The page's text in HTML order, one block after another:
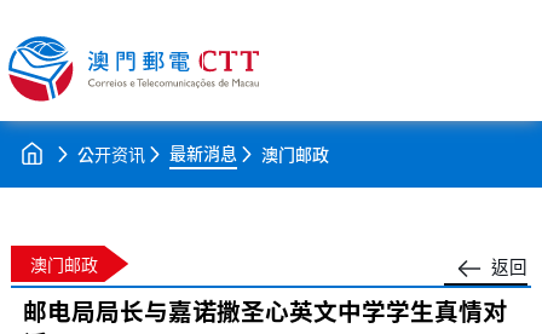
公开资讯 最新消息 澳门邮政
返回
澳门邮政
邮电局局长与嘉诺撒圣心英文中学学生真情对